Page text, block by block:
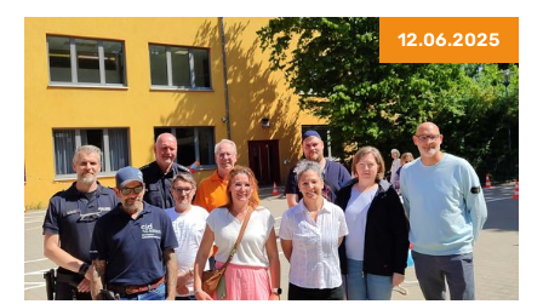
12.06.2025